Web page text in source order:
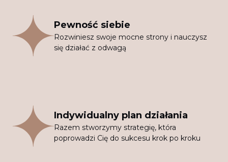
Pewność siebie
Rozwiniesz swoje mocne strony i nauczysz
się działać z odwagą
Indywidualny plan działania
Razem stworzymy strategię, która
poprowadzi Cię do sukcesu krok po kroku